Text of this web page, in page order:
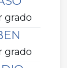
grado
grado